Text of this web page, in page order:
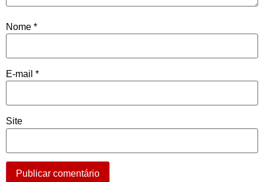
Nome *
E-mail *
Site